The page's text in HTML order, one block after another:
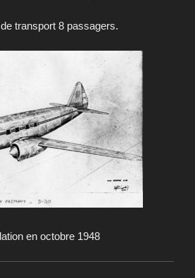
transport 8 passagers.
en octobre 1948